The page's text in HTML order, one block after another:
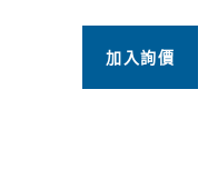
加入詢價